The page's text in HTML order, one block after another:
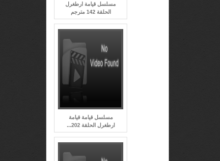
مسلسل قيامة ارطغرل
الحلقة 142 مترجم
مسلسل قيامة قيامة
ارطغرل الحلقة 202...